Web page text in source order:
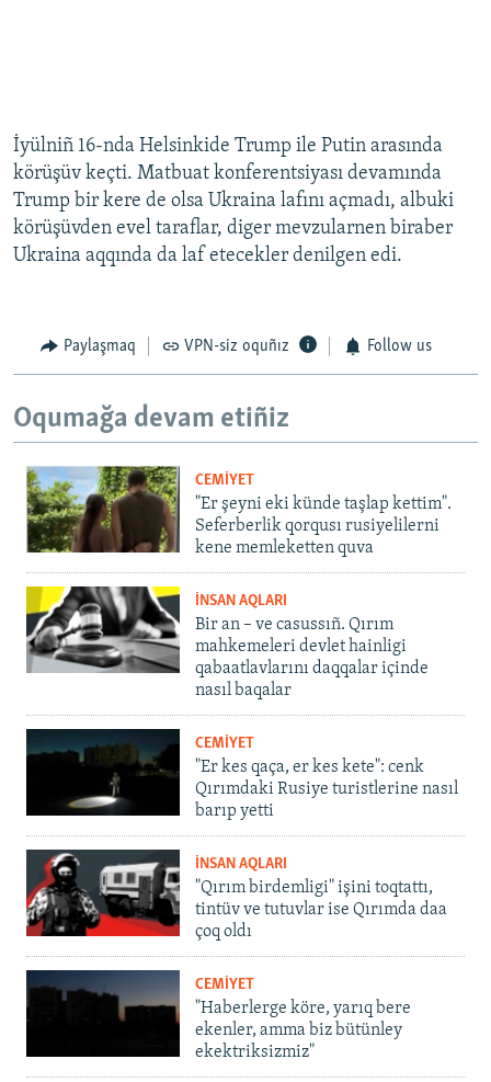
İyülniñ 16-nda Helsinkide Trump ile Putin arasında
körüşüv keçti. Matbuat konferentsiyası devamında
Trump bir kere de olsa Ukraina lafını açmadı, albuki
körüşüvden evel taraflar, diger mevzularnen biraber
Ukraina aqqında da laf etecekler denilgen edi.
Paylaşmaq VPN-siz oquñız Follow us
Oqumağa devam etiñiz
CEMİYET
"Er şeyni eki künde taşlap kettim".
Seferberlik qorqusı rusiyelilerni
kene memleketten quva
İNSAN AQLARI
Bir an – ve casussıñ. Qırım
mahkemeleri devlet hainligi
qabaatlavlarını daqqalar içinde
nasıl baqalar
CEMİYET
"Er kes qaça, er kes kete": cenk
Qırımdaki Rusiye turistlerine nasıl
barıp yetti
İNSAN AQLARI
"Qırım birdemligi" işini toqtattı,
tintüv ve tutuvlar ise Qırımda daa
çoq oldı
CEMİYET
"Haberlerge köre, yarıq bere
ekenler, amma biz bütünley
ekektriksizmiz"